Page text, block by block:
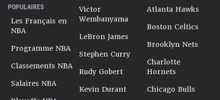
POPULAIRES
Les Français en
NBA
Programme NBA
Classements NBA
Salaires NBA
Victor
Wembanyama
LeBron James
Stephen Curry
Rudy Gobert
Kevin Durant
Atlanta Hawks
Boston Celtics
Brooklyn Nets
Charlotte
Hornets
Chicago Bulls